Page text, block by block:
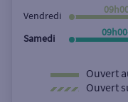
Vendredi
Samedi
Ouvert
Ouvert